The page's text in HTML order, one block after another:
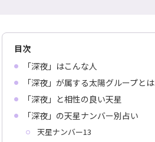
目次
「深夜」はこんな人
「深夜」が属する太陽グループとは
「深夜」と相性の良い天星
「深夜」の天星ナンバー別占い
天星ナンバー13